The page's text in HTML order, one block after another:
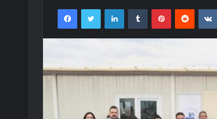
FacebookTwitter LinkedInTumblr PinterestReddit